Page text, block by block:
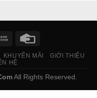
KHUYẾN MÃI
GIỚI THIỆU
HỆ
All Rights Reserved.